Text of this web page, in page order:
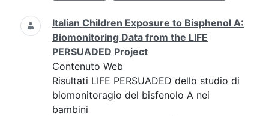
Italian Children Exposure to Bisphenol A:
Biomonitoring Data from the LIFE
PERSUADED Project
Contenuto Web
Risultati LIFE PERSUADED dello studio di
biomonitoragio del bisfenolo A nei
bambini